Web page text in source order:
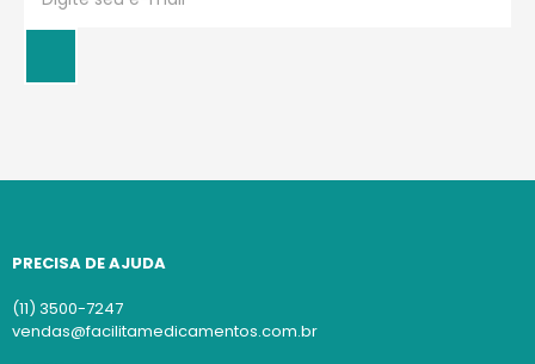
PRECISA DE AJUDA
(11) 3500-7247
vendas@facilitamedicamentos.com.br